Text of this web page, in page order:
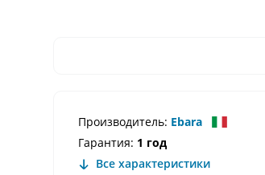
Производитель: Ebara
Гарантия: 1 год
Все характеристики